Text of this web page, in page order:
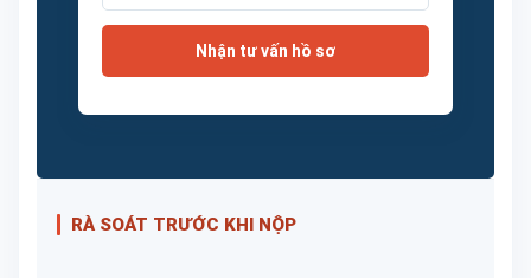
Nhận tư vấn hồ sơ
RÀ SOÁT TRƯỚC KHI NỘP